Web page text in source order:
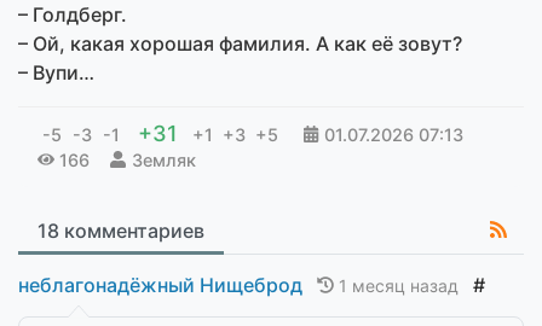
– Голдберг.
– Ой, какая хорошая фамилия. А как её зовут?
– Вупи…
-5 -3 -1 +31 +1 +3 +5 01.07.2026 07:13
166
Земляк
18 комментариев
неблагонадёжный Нищеброд 1 месяц назад #